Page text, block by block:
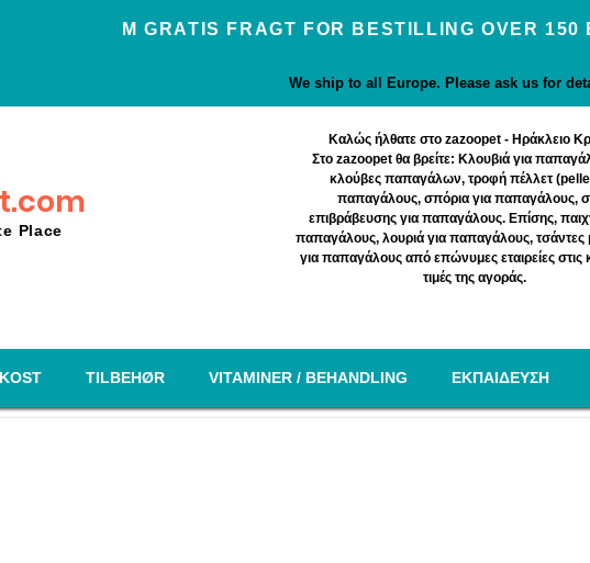
Μ GRATIS FRAGT FOR BESTILLING OVER 150
We ship to all Europe. Please ask us for
Place
Καλώς ήλθατε στο zazoopet - Ηράκλειο
Στο zazoopet θα βρείτε: Κλουβιά για
κλούβες παπαγάλων, τροφή πέλλετ
παπαγάλους, σπόρια για παπαγάλους,
επιβράβευσης για παπαγάλους. Επίσης,
παπαγάλους, λουριά για παπαγάλους, τσάντες
για παπαγάλους από επώνυμες εταιρείες στις
τιμές της αγοράς.
KOST TILBEHØR VITAMINER / BEHANDLING EΚΠΑΙΔΕΥΣΗ